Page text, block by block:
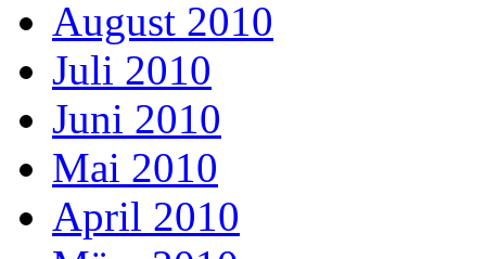
August 2010
Juli 2010
Juni 2010
Mai 2010
April 2010